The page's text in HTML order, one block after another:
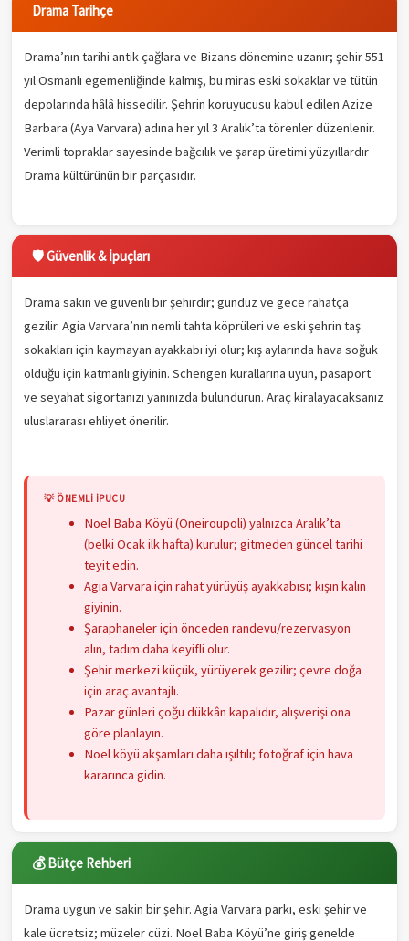
Drama Tarihçe
Drama’nın tarihi antik çağlara ve Bizans dönemine uzanır; şehir 551
yıl Osmanlı egemenliğinde kalmış, bu miras eski sokaklar ve tütün
depolarında hâlâ hissedilir. Şehrin koruyucusu kabul edilen Azize
Barbara (Aya Varvara) adına her yıl 3 Aralık’ta törenler düzenlenir.
Verimli topraklar sayesinde bağcılık ve şarap üretimi yüzyıllardır
Drama kültürünün bir parçasıdır.
🛡️ Güvenlik & İpuçları
Drama sakin ve güvenli bir şehirdir; gündüz ve gece rahatça
gezilir. Agia Varvara’nın nemli tahta köprüleri ve eski şehrin taş
sokakları için kaymayan ayakkabı iyi olur; kış aylarında hava soğuk
olduğu için katmanlı giyinin. Schengen kurallarına uyun, pasaport
ve seyahat sigortanızı yanınızda bulundurun. Araç kiralayacaksanız
uluslararası ehliyet önerilir.
💡 ÖNEMLI İPUCU
Noel Baba Köyü (Oneiroupoli) yalnızca Aralık’ta
(belki Ocak ilk hafta) kurulur; gitmeden güncel tarihi
teyit edin.
Agia Varvara için rahat yürüyüş ayakkabısı; kışın kalın
giyinin.
Şaraphaneler için önceden randevu/rezervasyon
alın, tadım daha keyifli olur.
Şehir merkezi küçük, yürüyerek gezilir; çevre doğa
için araç avantajlı.
Pazar günleri çoğu dükkân kapalıdır, alışverişi ona
göre planlayın.
Noel köyü akşamları daha ışıltılı; fotoğraf için hava
kararınca gidin.
💰 Bütçe Rehberi
Drama uygun ve sakin bir şehir. Agia Varvara parkı, eski şehir ve
kale ücretsiz; müzeler cüzi. Noel Baba Köyü’ne giriş genelde